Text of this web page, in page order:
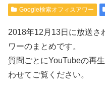
Google検索オフィスアワー
2018年12月13日に放送さ
ワーのまとめです。
質問ごとにYouTubeの再
わせてご覧ください。